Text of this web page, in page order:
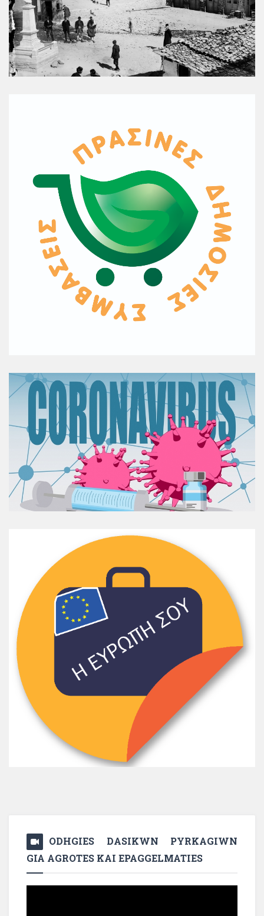
ODHGIES DASIKWN PYRKAGIWN
GIA AGROTES KAI EPAGGELMATIES